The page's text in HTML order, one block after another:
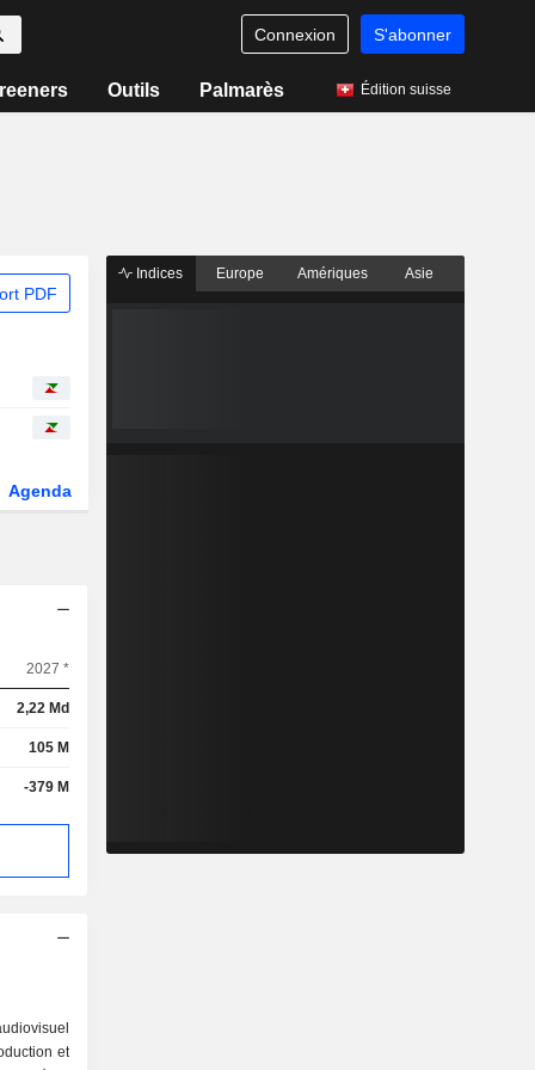
Connexion S'abonner
Outils Palmarès Édition suisse
PDF
Agenda
2027 *
2,22 Md
105 M
-379 M
et
Indices Europe Amériques Asie